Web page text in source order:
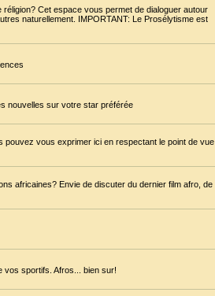
Cet espace vous permet de dialoguer autour
naturellement. IMPORTANT: Le Prosélytisme est
nouvelles sur votre star préférée
pouvez vous exprimer ici en respectant le point de vue
africaines? Envie de discuter du dernier film afro, de
vos sportifs. Afros... bien sur!